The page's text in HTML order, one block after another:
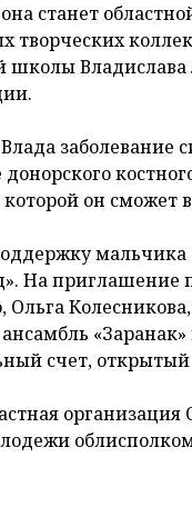
станет
творческих
школы
он сможет
мальчика
На приглашение
ансамбль
счет,